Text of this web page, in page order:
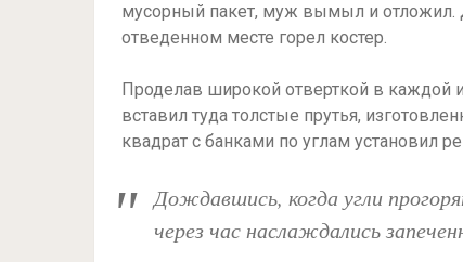
мусорный пакет, муж вымыл и отложил.
отведенном месте горел костер.
Проделав широкой отверткой в каждой
вставил туда толстые прутья,
квадрат с банками по углам установил
Дождавшись, когда угли
через час наслаждались